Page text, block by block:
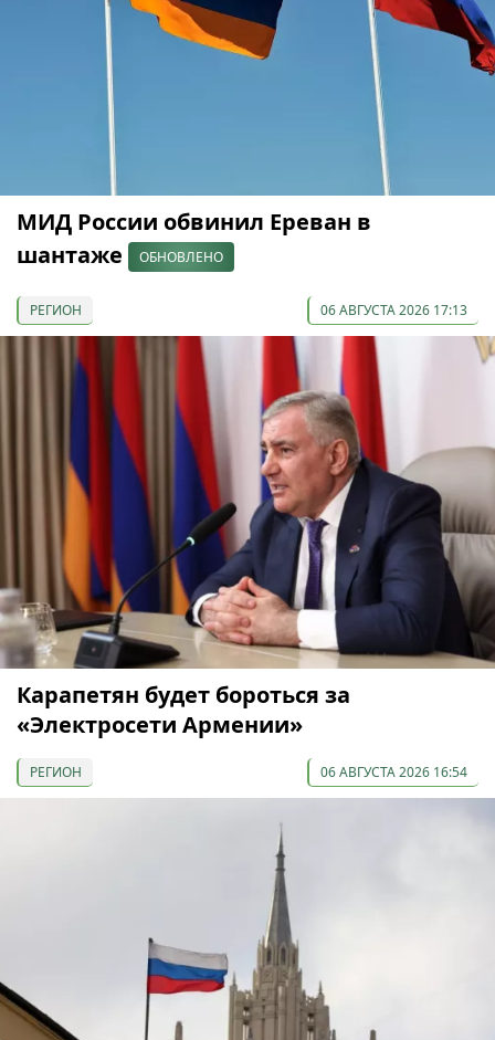
МИД России обвинил Ереван в
шантаже
ОБНОВЛЕНО
РЕГИОН 06 АВГУСТА 2026 17:13
Карапетян будет бороться за
«Электросети Армении»
РЕГИОН 06 АВГУСТА 2026 16:54